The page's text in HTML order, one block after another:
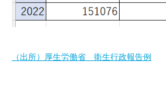
（出所）厚生労働省 衛生行政報告例